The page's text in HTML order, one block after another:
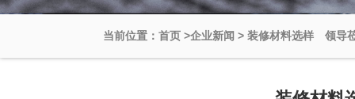
当前位置：首页 >企业新闻 > 装修材料选样 领导